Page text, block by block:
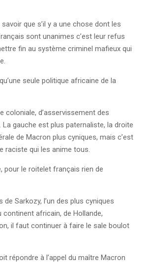
que s’il y a une chose dont les
sont unanimes c’est leur refus
fin au système criminel mafieux qui
qu’une seule politique africaine de la
coloniale, d’asservissement des
La gauche est plus paternaliste, la droite
de Macron plus cyniques, mais c’est
raciste qui les anime tous.
pour le roitelet français rien de
Sarkozy, l’un des plus cyniques
continent africain, de Hollande,
il faut continuer à faire le sale boulot
répondre à l’appel du maître Macron